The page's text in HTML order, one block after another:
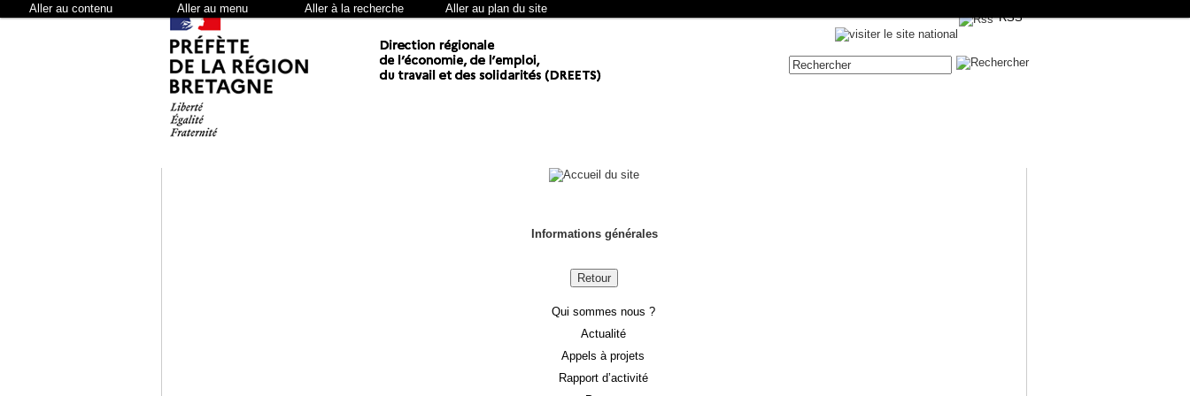
Aller au contenu Aller au menu Aller à la recherche Aller au plan du site
ContenueRSS
Informations générales
Retour
Qui sommes nous ?
Actualité
Appels à projets
Rapport d’activité